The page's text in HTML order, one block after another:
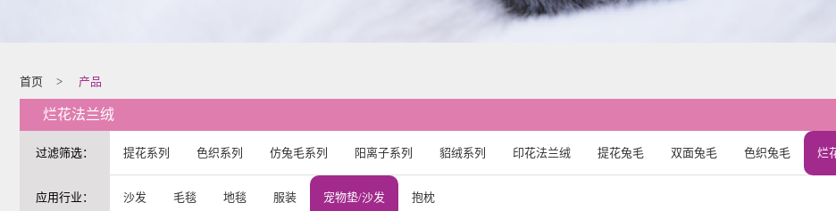
首页 > 产品
烂花法兰绒
过滤筛选： 提花系列 色织系列 仿兔毛系列 阳离子系列 貂绒系列 印花法兰绒 提花兔毛 双面兔毛 色织兔毛 烂
应用行业： 沙发 毛毯 地毯 服装 宠物垫/沙发 抱枕